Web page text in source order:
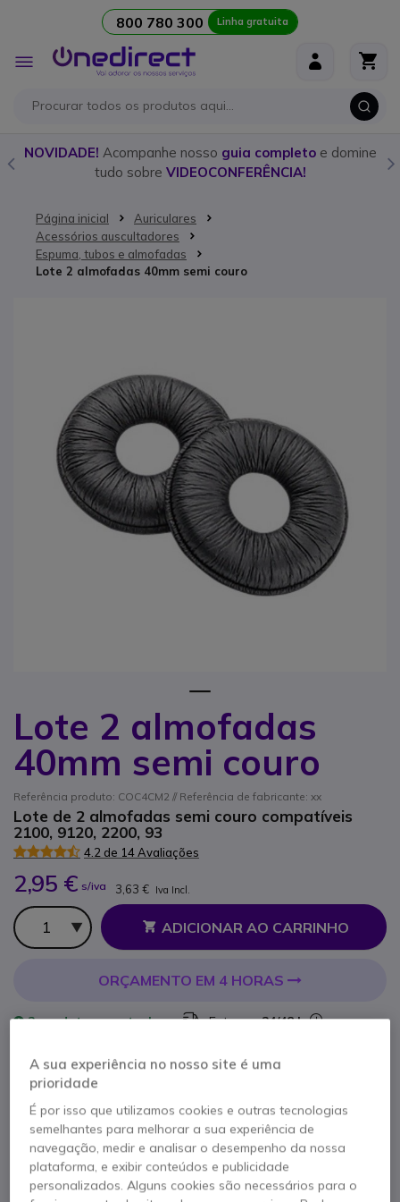
800 780 300 Linha gratuita
Alternar
Nav
NOVIDADE! Acompanhe nosso guia completoe domine
tudo sobre VIDEOCONFERÊNCIA!
Página inicial
Auriculares
Acessórios auscultadores
Espuma, tubos e almofadas
Lote 2 almofadas 40mm semi couro
Lote 2 almofadas
40mm semi couro
Referência produto: COC4CM2 // Referência de fabricante: xx
Lote de 2 almofadas semi couro compatíveis
2100, 9120, 2200, 93
4.2 de 14 Avaliações
2,95 € s/iva 3,63 € Iva Incl.
Qtd
ADICIONAR AO CARRINHO
ORÇAMENTO EM 4 HORAS
2 produtosem stock Entrega:24/48 h
6 meses de garantia do fabricante
Características principais
Saltar para o início da Galeria de imagens
A sua experiência no nosso site é uma
prioridade
É por isso que utilizamos cookies e outras tecnologias
semelhantes para melhorar a sua experiência de
navegação, medir e analisar o desempenho da nossa
plataforma, e exibir conteúdos e publicidade
personalizados. Alguns cookies são necessários para o